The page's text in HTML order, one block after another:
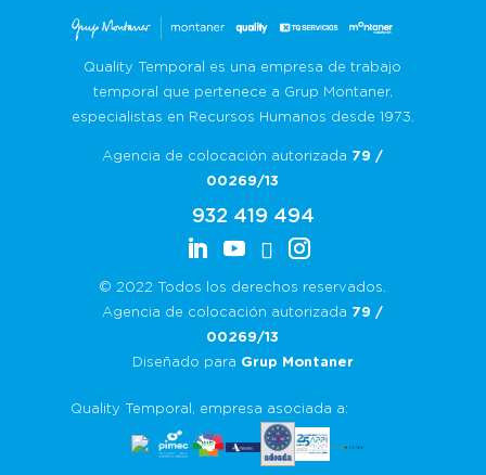
Quality Temporal es una empresa de trabajo
temporal que pertenece a Grup Montaner,
especialistas en Recursos Humanos desde 1973.
Agencia de colocación autorizada 79 /
00269/13
932 419 494
© 2022 Todos los derechos reservados.
Agencia de colocación autorizada 79 /
00269/13
Diseñado para Grup Montaner
Quality Temporal, empresa asociada a: